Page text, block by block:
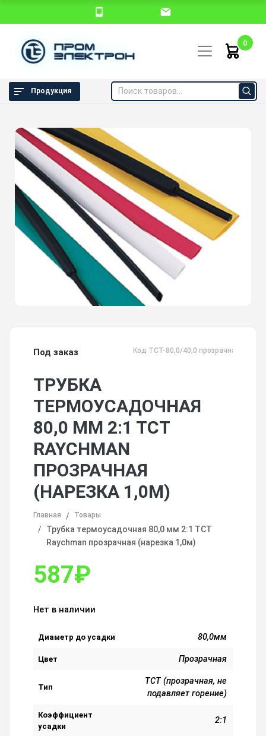
0
Продукция
Под заказ Код TCT-80,0/40,0 прозрачная
ТРУБКА
ТЕРМОУСАДОЧНАЯ
80,0 ММ 2:1 ТСТ
RAYCHMAN
ПРОЗРАЧНАЯ
(НАРЕЗКА 1,0М)
Главная Товары
Трубка термоусадочная 80,0 мм 2:1 ТСТ
Raychman прозрачная (нарезка 1,0м)
587₽
Нет в наличии
Диаметр до усадки 80,0мм
Цвет Прозрачная
Тип
ТСТ (прозрачная, не
подавляет горение)
Коэффициент
усадки
2:1